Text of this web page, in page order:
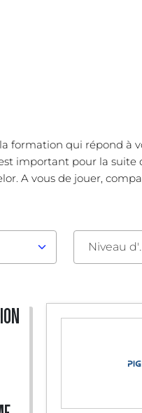
formation qui répond à
important pour la suite
A vous de jouer,